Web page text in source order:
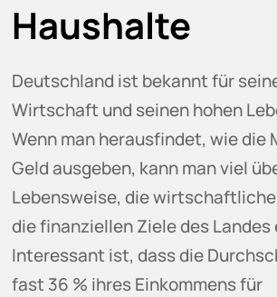
Haushalte
Deutschland ist bekannt für
Wirtschaft und seinen hohen
Wenn man herausfindet, wie die
Geld ausgeben, kann man viel
Lebensweise, die
die finanziellen Ziele des Landes
Interessant ist, dass die
fast 36 % ihres Einkommens für